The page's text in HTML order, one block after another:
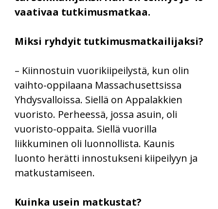
vaativaa tutkimusmatkaa.
Miksi ryhdyit tutkimusmatkailijaksi?
– Kiinnostuin vuorikiipeilystä, kun olin
vaihto-oppilaana Massachusettsissa
Yhdysvalloissa. Siellä on Appalakkien
vuoristo. Perheessä, jossa asuin, oli
vuoristo-oppaita. Siellä vuorilla
liikkuminen oli luonnollista. Kaunis
luonto herätti innostukseni kiipeilyyn ja
matkustamiseen.
Kuinka usein matkustat?